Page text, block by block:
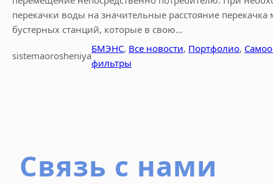
перекачки воды на значительные расстояние перекачка
бустерных станций, которые в свою…
sistemaorosheniya
БМЭНС, Все новости, Портфолио,
фильтры
Связь с нами